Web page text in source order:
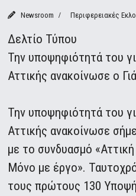
Newsroom Περιφερειακές
Δελτίο Τύπου
Την υποψηφιότητά του
Αττικής ανακοίνωσε ο
Την υποψηφιότητά του
Αττικής ανακοίνωσε
με το συνδυασμό
Μόνο με έργο».
τους πρώτους 130